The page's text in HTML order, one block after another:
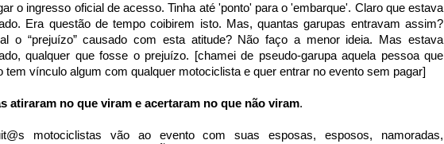
o ingresso oficial de acesso. Tinha até 'ponto' para o 'embarque'. Claro que estava
Era questão de tempo coibirem isto. Mas, quantas garupas entravam assim?
o “prejuízo” causado com esta atitude? Não faço a menor ideia. Mas estava
qualquer que fosse o prejuízo. [chamei de pseudo-garupa aquela pessoa que
tem vínculo algum com qualquer motociclista e quer entrar no evento sem pagar]
atiraram no que viram e acertaram no que não viram.
motociclistas vão ao evento com suas esposas, esposos, namoradas,